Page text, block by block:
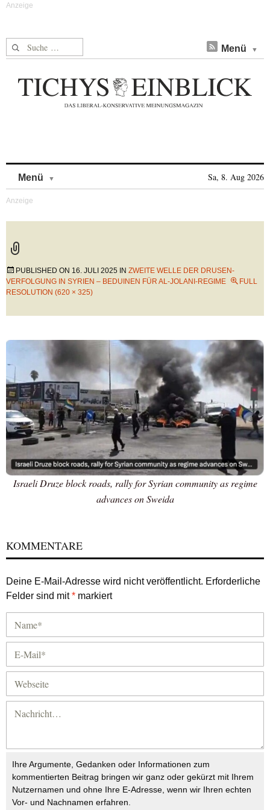
Suche nach: Menü
Menü Sa, 8. Aug 2026
PUBLISHED ON 16. JULI 2025 IN ZWEITE WELLE DER DRUSEN-
VERFOLGUNG IN SYRIEN – BEDUINEN FÜR AL-JOLANI-REGIME
FULL
RESOLUTION (620 × 325)
Israeli Druze block roads, rally for Syrian community as regime
advances on Sweida
KOMMENTARE
Deine E-Mail-Adresse wird nicht veröffentlicht. Erforderliche
Felder sind mit* markiert
Ihre Argumente, Gedanken oder Informationen zum
kommentierten Beitrag bringen wir ganz oder gekürzt mit Ihrem
Nutzernamen und ohne Ihre E-Adresse, wenn wir Ihren echten
Vor- und Nachnamen erfahren.